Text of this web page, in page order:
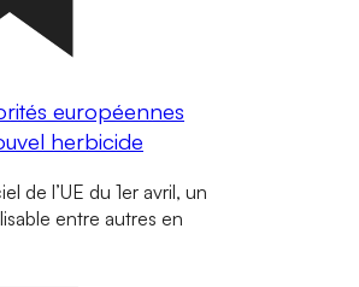
européennes
herbicide
de l’UE du 1er avril, un
entre autres en